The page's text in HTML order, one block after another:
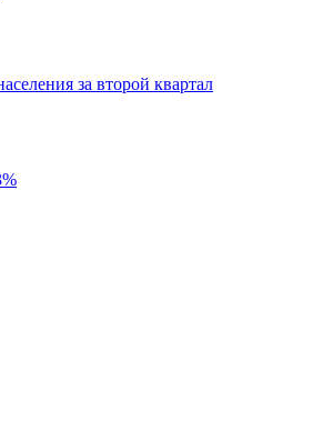
за второй квартал